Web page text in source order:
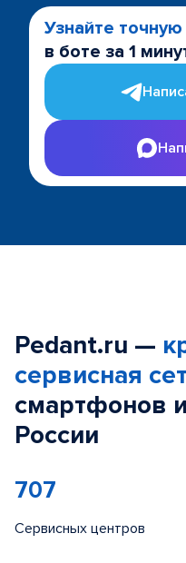
Узнайте
в боте за 1
Pedant.ru —
сервисная
смартфонов
России
707
Сервисных центров